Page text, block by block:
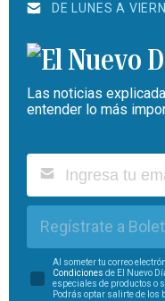
DE LUNES A
Las noticias
entender lo más
Regístrate a
Al someter tu correo
Condiciones de El Nuevo
especiales de productos o
Podrás optar salirte de los